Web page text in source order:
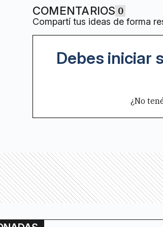
COMENTARIOS 0
Compartí tus ideas de forma
Debes iniciar
¿No